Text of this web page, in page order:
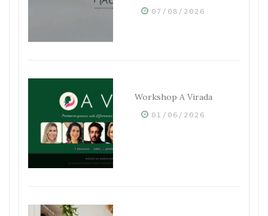
07/08/2026
Workshop A Virada
01/06/2026